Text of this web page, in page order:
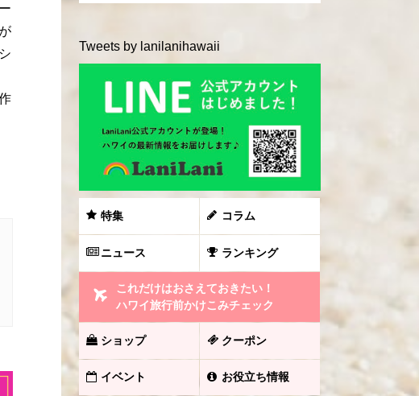
Tweets by lanilanihawaii
特集 コラム
ニュース ランキング
これだけはおさえておきたい！
ハワイ旅行前かけこみチェック
ショップ クーポン
イベント お役立ち情報